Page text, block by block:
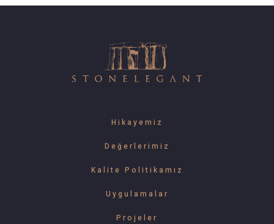
Hikayemiz
Değerlerimiz
Kalite Politikamız
Uygulamalar
Projeler